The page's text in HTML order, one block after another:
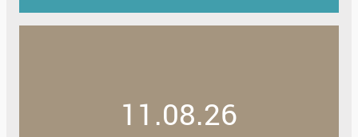
11.08.26